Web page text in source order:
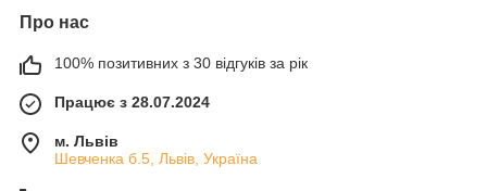
Про нас
100% позитивних з 30 відгуків за рік
Працює з 28.07.2024
м. Львів
Шевченка б.5, Львів, Україна